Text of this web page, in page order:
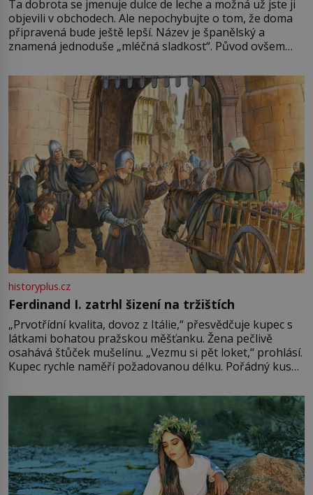
Ta dobrota se jmenuje dulce de leche a možná už jste ji
objevili v obchodech. Ale nepochybujte o tom, že doma
připravená bude ještě lepší. Název je španělský a
znamená jednoduše „mléčná sladkost“. Původ ovšem
pře hned několik latinskoamerických zemí a k tomu
Francie, kde se traduje,
historyplus.cz
Ferdinand I. zatrhl šizení na tržištích
„Prvotřídní kvalita, dovoz z Itálie,“ přesvědčuje kupec s
látkami bohatou pražskou měšťanku. Žena pečlivě
osahává štůček mušelínu. „Vezmu si pět loket,“ prohlásí.
Kupec rychle naměří požadovanou délku. Pořádný kus
milostpaní. Stačí jenom na sukni,“ zhodnotí švadlena
množství růžového mušelínu. „Ošidili vás, podívejte.“